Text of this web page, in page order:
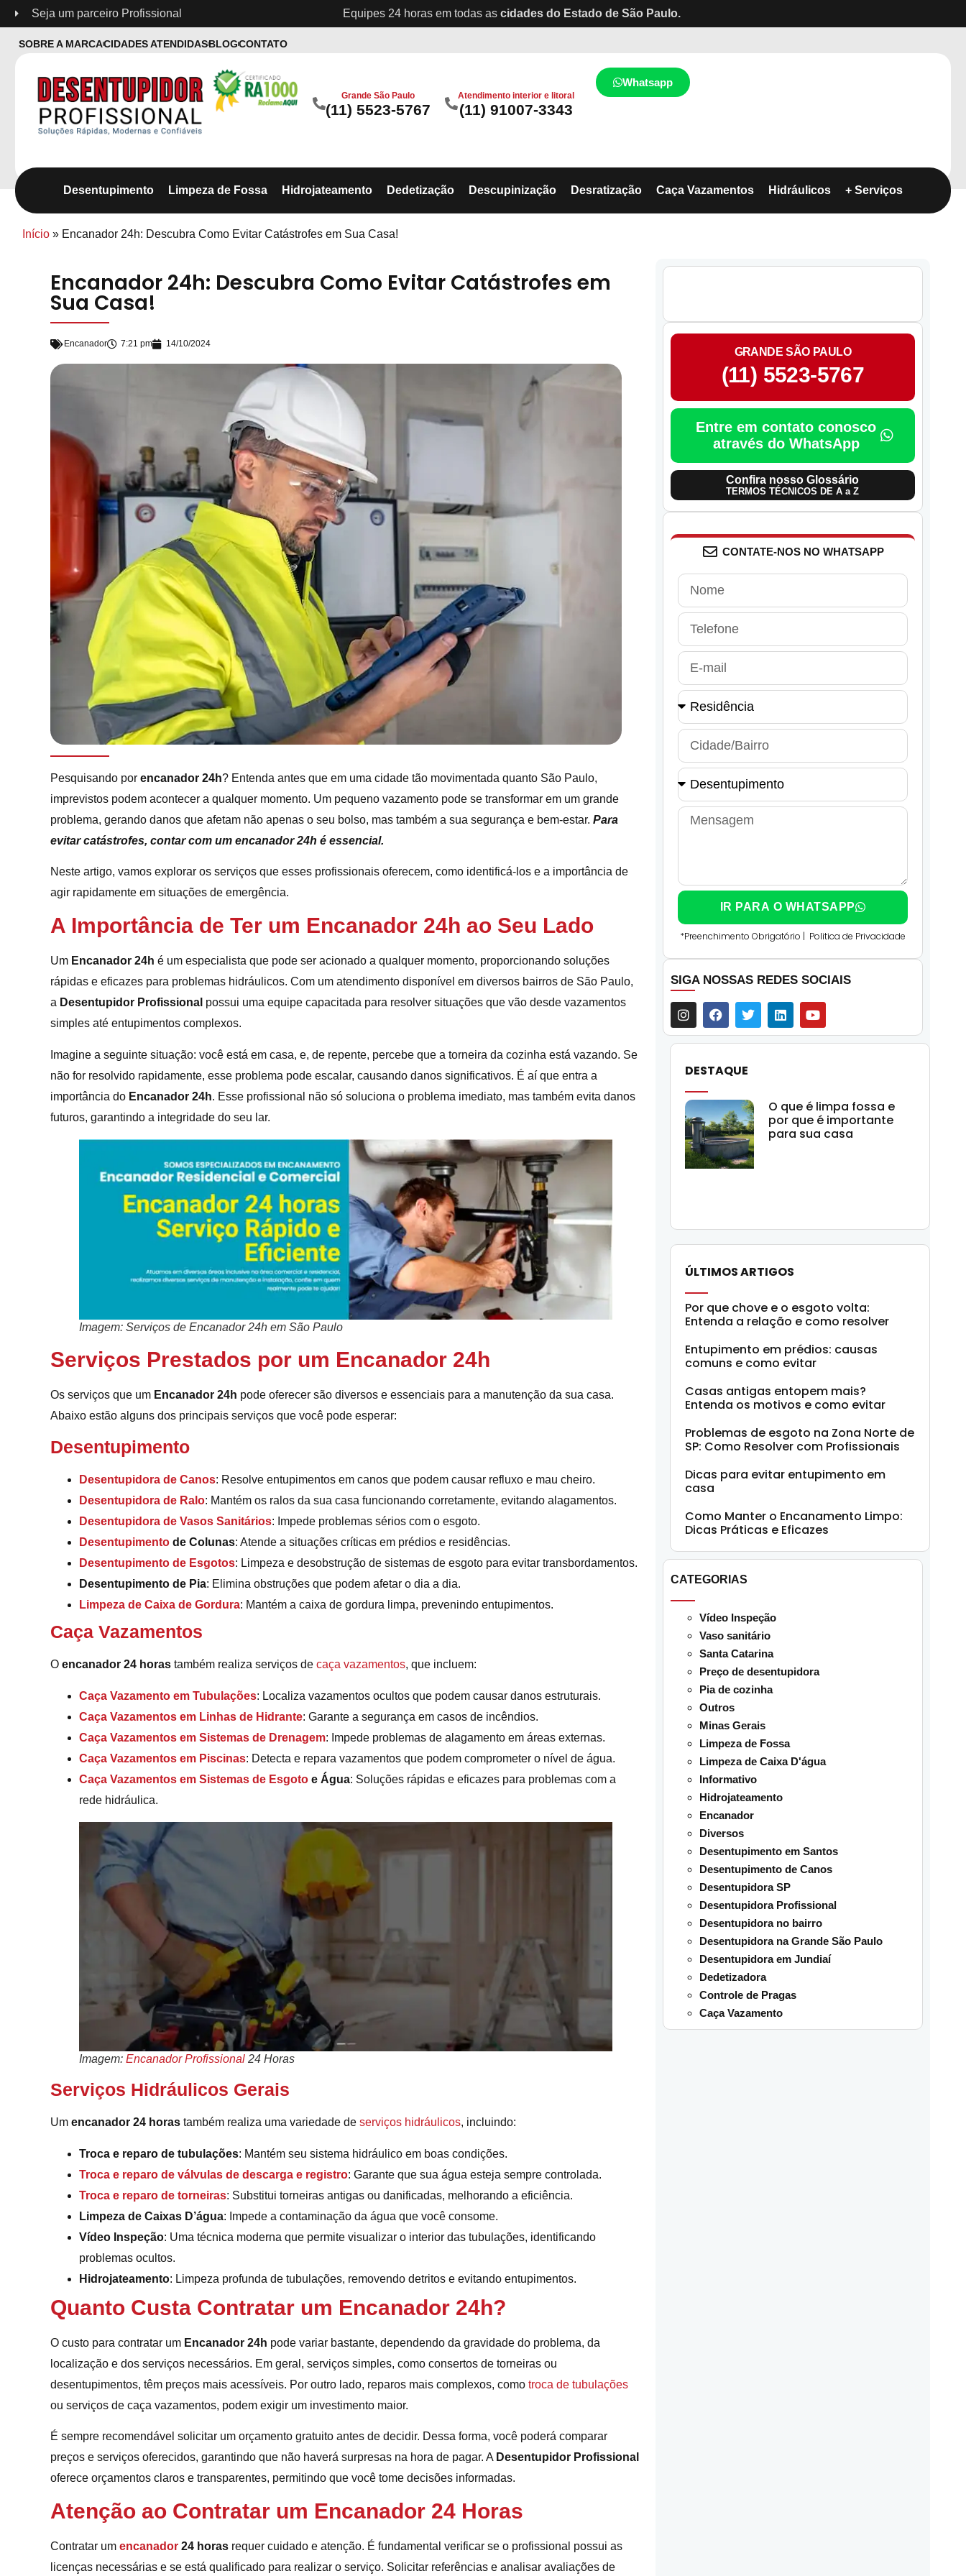
Seja um parceiro Profissional Equipes 24 horas em todas as cidades do Estado de São Paulo.
SOBRE A MARCACIDADES ATENDIDASBLOGCONTATO
Grande São Paulo
(11) 5523-5767
Atendimento interior e litoral
(11) 91007-3343
Whatsapp
Desentupimento Limpeza de Fossa Hidrojateamento Dedetização Descupinização Desratização Caça Vazamentos Hidráulicos + Serviços
Início » Encanador 24h: Descubra Como Evitar Catástrofes em Sua Casa!
Encanador 24h: Descubra Como Evitar Catástrofes em
Sua Casa!
Encanador 7:21 pm 14/10/2024
Pesquisando por encanador 24h? Entenda antes que em uma cidade tão movimentada quanto São Paulo,
imprevistos podem acontecer a qualquer momento. Um pequeno vazamento pode se transformar em um grande
problema, gerando danos que afetam não apenas o seu bolso, mas também a sua segurança e bem-estar. Para
evitar catástrofes, contar com um encanador 24h é essencial.
Neste artigo, vamos explorar os serviços que esses profissionais oferecem, como identificá-los e a importância de
agir rapidamente em situações de emergência.
A Importância de Ter um Encanador 24h ao Seu Lado
Um Encanador 24h é um especialista que pode ser acionado a qualquer momento, proporcionando soluções
rápidas e eficazes para problemas hidráulicos. Com um atendimento disponível em diversos bairros de São Paulo,
a Desentupidor Profissional possui uma equipe capacitada para resolver situações que vão desde vazamentos
simples até entupimentos complexos.
Imagine a seguinte situação: você está em casa, e, de repente, percebe que a torneira da cozinha está vazando. Se
não for resolvido rapidamente, esse problema pode escalar, causando danos significativos. É aí que entra a
importância do Encanador 24h. Esse profissional não só soluciona o problema imediato, mas também evita danos
futuros, garantindo a integridade do seu lar.
Imagem: Serviços de Encanador 24h em São Paulo
Serviços Prestados por um Encanador 24h
Os serviços que um Encanador 24h pode oferecer são diversos e essenciais para a manutenção da sua casa.
Abaixo estão alguns dos principais serviços que você pode esperar:
Desentupimento
Desentupidora de Canos: Resolve entupimentos em canos que podem causar refluxo e mau cheiro.
Desentupidora de Ralo: Mantém os ralos da sua casa funcionando corretamente, evitando alagamentos.
Desentupidora de Vasos Sanitários: Impede problemas sérios com o esgoto.
Desentupimento de Colunas: Atende a situações críticas em prédios e residências.
Desentupimento de Esgotos: Limpeza e desobstrução de sistemas de esgoto para evitar transbordamentos.
Desentupimento de Pia: Elimina obstruções que podem afetar o dia a dia.
Limpeza de Caixa de Gordura: Mantém a caixa de gordura limpa, prevenindo entupimentos.
Caça Vazamentos
O encanador 24 horas também realiza serviços de caça vazamentos, que incluem:
Caça Vazamento em Tubulações: Localiza vazamentos ocultos que podem causar danos estruturais.
Caça Vazamentos em Linhas de Hidrante: Garante a segurança em casos de incêndios.
Caça Vazamentos em Sistemas de Drenagem: Impede problemas de alagamento em áreas externas.
Caça Vazamentos em Piscinas: Detecta e repara vazamentos que podem comprometer o nível de água.
Caça Vazamentos em Sistemas de Esgoto e Água: Soluções rápidas e eficazes para problemas com a
rede hidráulica.
Imagem: Encanador Profissional 24 Horas
Serviços Hidráulicos Gerais
Um encanador 24 horas também realiza uma variedade de serviços hidráulicos, incluindo:
Troca e reparo de tubulações: Mantém seu sistema hidráulico em boas condições.
Troca e reparo de válvulas de descarga e registro: Garante que sua água esteja sempre controlada.
Troca e reparo de torneiras: Substitui torneiras antigas ou danificadas, melhorando a eficiência.
Limpeza de Caixas D’água: Impede a contaminação da água que você consome.
Vídeo Inspeção: Uma técnica moderna que permite visualizar o interior das tubulações, identificando
problemas ocultos.
Hidrojateamento: Limpeza profunda de tubulações, removendo detritos e evitando entupimentos.
Quanto Custa Contratar um Encanador 24h?
O custo para contratar um Encanador 24h pode variar bastante, dependendo da gravidade do problema, da
localização e dos serviços necessários. Em geral, serviços simples, como consertos de torneiras ou
desentupimentos, têm preços mais acessíveis. Por outro lado, reparos mais complexos, como troca de tubulações
ou serviços de caça vazamentos, podem exigir um investimento maior.
É sempre recomendável solicitar um orçamento gratuito antes de decidir. Dessa forma, você poderá comparar
preços e serviços oferecidos, garantindo que não haverá surpresas na hora de pagar. A Desentupidor Profissional
oferece orçamentos claros e transparentes, permitindo que você tome decisões informadas.
Atenção ao Contratar um Encanador 24 Horas
Contratar um encanador 24 horas requer cuidado e atenção. É fundamental verificar se o profissional possui as
licenças necessárias e se está qualificado para realizar o serviço. Solicitar referências e analisar avaliações de
GRANDE SÃO PAULO
(11) 5523-5767
Entre em contato conosco
através do WhatsApp
Confira nosso Glossário
TERMOS TÉCNICOS DE A a Z
CONTATE-NOS NO WHATSAPP
IR PARA O WHATSAPP
*Preenchimento Obrigatório | Politica de Privacidade
SIGA NOSSAS REDES SOCIAIS
DESTAQUE
O que é limpa fossa e
por que é importante
para sua casa
ÚLTIMOS ARTIGOS
Por que chove e o esgoto volta:
Entenda a relação e como resolver
Entupimento em prédios: causas
comuns e como evitar
Casas antigas entopem mais?
Entenda os motivos e como evitar
Problemas de esgoto na Zona Norte de
SP: Como Resolver com Profissionais
Dicas para evitar entupimento em
casa
Como Manter o Encanamento Limpo:
Dicas Práticas e Eficazes
CATEGORIAS
Vídeo Inspeção
Vaso sanitário
Santa Catarina
Preço de desentupidora
Pia de cozinha
Outros
Minas Gerais
Limpeza de Fossa
Limpeza de Caixa D'água
Informativo
Hidrojateamento
Encanador
Diversos
Desentupimento em Santos
Desentupimento de Canos
Desentupidora SP
Desentupidora Profissional
Desentupidora no bairro
Desentupidora na Grande São Paulo
Desentupidora em Jundiaí
Dedetizadora
Controle de Pragas
Caça Vazamento